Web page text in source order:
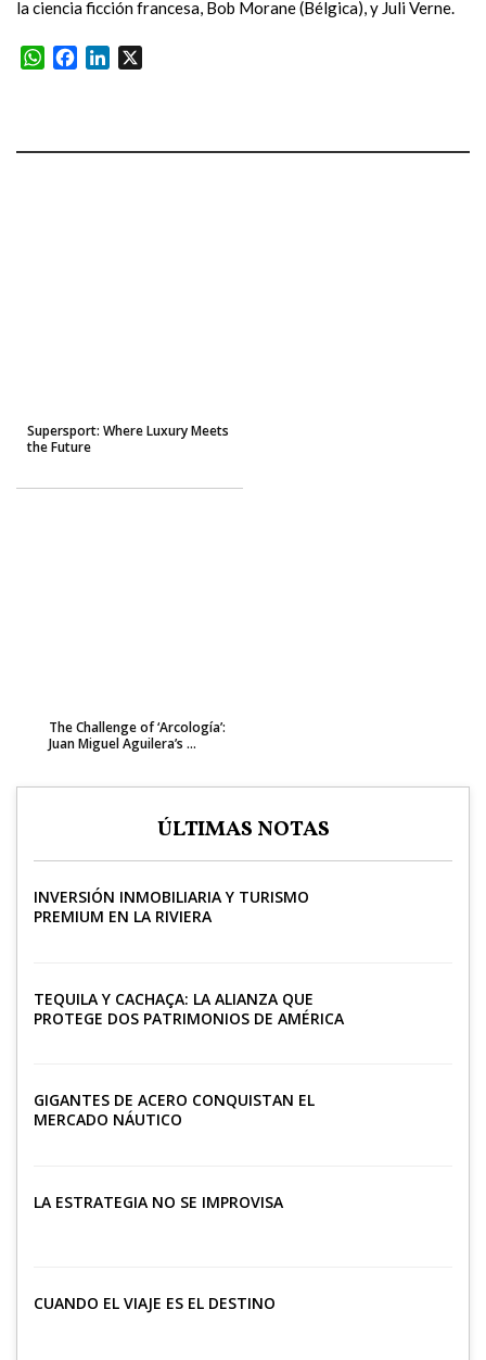
la ciencia ficción francesa, Bob Morane (Bélgica), y Juli Verne.
WhatsApp
FacebookLinkedIn
Supersport: Where Luxury Meets
the Future
The Challenge of ‘Arcología’:
Juan Miguel Aguilera’s ...
ÚLTIMAS NOTAS
INVERSIÓN INMOBILIARIA Y TURISMO
PREMIUM EN LA RIVIERA
TEQUILA Y CACHAÇA: LA ALIANZA QUE
PROTEGE DOS PATRIMONIOS DE AMÉRICA
GIGANTES DE ACERO CONQUISTAN EL
MERCADO NÁUTICO
LA ESTRATEGIA NO SE IMPROVISA
CUANDO EL VIAJE ES EL DESTINO